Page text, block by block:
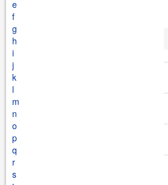
e
f
g
h
i
j
k
l
m
n
o
p
q
r
s